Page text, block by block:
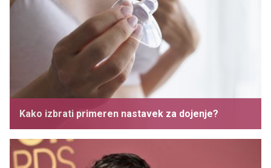
Kako izbrati primeren nastavek za dojenje?